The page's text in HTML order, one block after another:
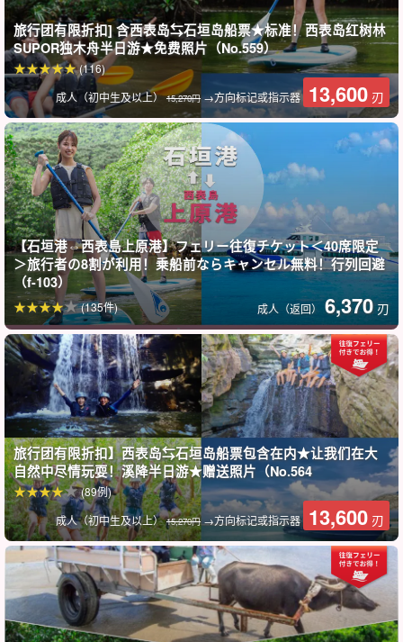
红树林独木舟--稳定而安全
所使用的独木舟非常稳定，即使是初学者也能很快学会驾驶，所以
请放心加入我们的行列。
它们有单座和双座两种，如果您有年幼的孩子，建议选择双座！
为...
◆ 有孩子。
对自己的身体素质缺乏信心。
◆ 下午想去西表岛游玩的游客。
◆ 希望在相对空闲的时间享受生活的人。
◆ 从石垣岛出发，想去西表岛一日游的人。
皮纳萨拉瀑布
皮纳萨拉瀑布冲绳县最大、落差最大的瀑布。从山顶俯瞰，美景尽
旅行团有限折扣] 含西表岛⇆石垣岛船票★标准！西表岛红树林
SUPOR独木舟半日游★免费照片（No.559）
成人（初中生及以上）15,270円→方向标记或指示器 13,600 刃
(116)
【石垣港⇔西表島上原港】フェリー往復チケット＜40席限定
＞旅行者の8割が利用！乗船前ならキャンセル無料！行列回避
（f-103）
成人（返回） 6,370 刃
(135件)
旅行团有限折扣】西表岛⇆石垣岛船票包含在内★让我们在大
自然中尽情玩耍！溪降半日游★赠送照片（No.564
成人（初中生及以上）15,270円→方向标记或指示器 13,600 刃
(89例)